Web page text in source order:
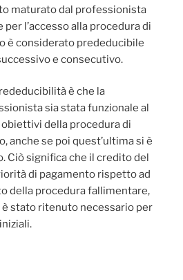
maturato dal professionista
l’accesso alla procedura di
è considerato prededucibile
e consecutivo.
è che la
sia stata funzionale al
della procedura di
anche se poi quest’ultima si è
Ciò significa che il credito del
di pagamento rispetto ad
della procedura fallimentare,
stato ritenuto necessario per